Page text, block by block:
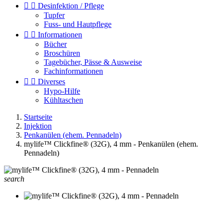
  Desinfektion / Pflege
Tupfer
Fuss- und Hautpflege
  Informationen
Bücher
Broschüren
Tagebücher, Pässe & Ausweise
Fachinformationen
  Diverses
Hypo-Hilfe
Kühltaschen
Startseite
Injektion
Penkanülen (ehem. Pennadeln)
mylife™ Clickfine® (32G), 4 mm - Penkanülen (ehem.
Pennadeln)
search